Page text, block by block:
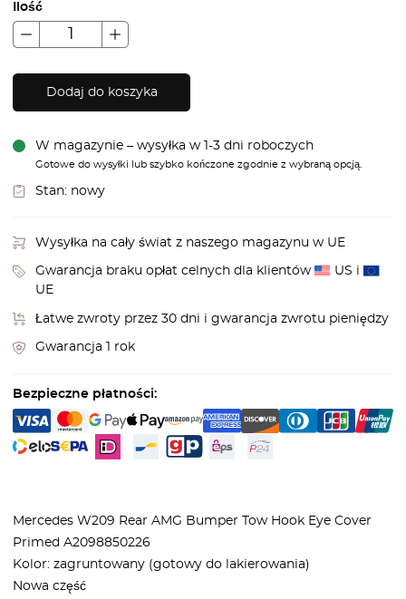
Ilość
Dodaj do koszyka
W magazynie – wysyłka w 1-3 dni roboczych
Gotowe do wysyłki lub szybko kończone zgodnie z wybraną opcją.
Stan: nowy
Wysyłka na cały świat z naszego magazynu w UE
Gwarancja braku opłat celnych dla klientów
US i
UE
Łatwe zwroty przez 30 dni i gwarancja zwrotu pieniędzy
Gwarancja 1 rok
Bezpieczne płatności:
Mercedes W209 Rear AMG Bumper Tow Hook Eye Cover
Primed A2098850226
Kolor: zagruntowany (gotowy do lakierowania)
Nowa część